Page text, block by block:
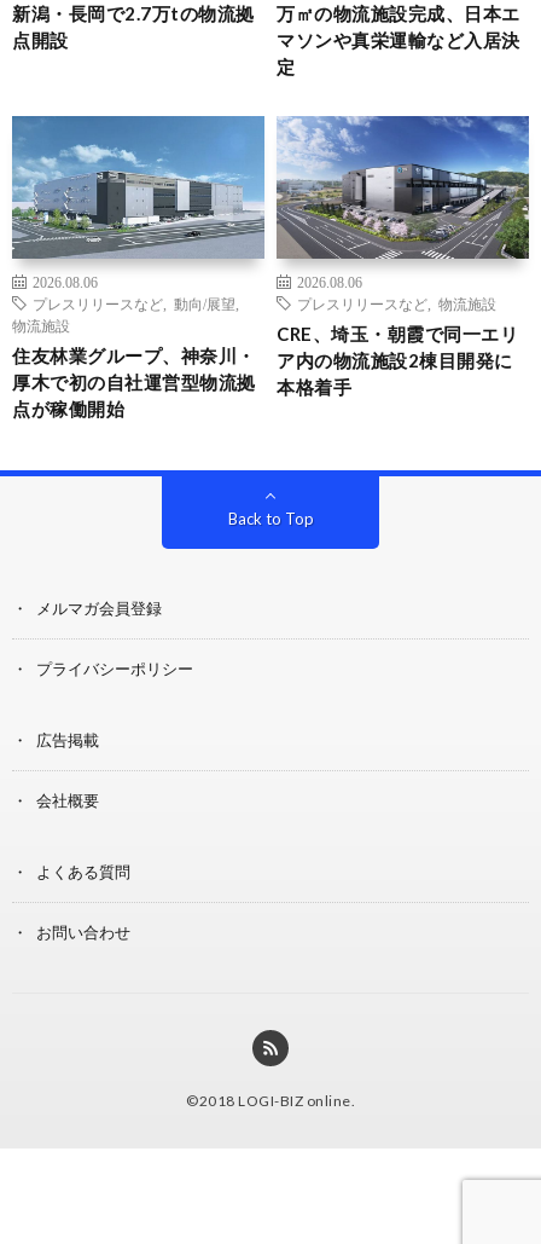
新潟・長岡で2.7万tの物流拠
点開設
万㎡の物流施設完成、日本エ
マソンや真栄運輸など入居決
定
2026.08.06
プレスリリースなど
動向/展望
物流施設
住友林業グループ、神奈川・
厚木で初の自社運営型物流拠
点が稼働開始
2026.08.06
プレスリリースなど
物流施設
CRE、埼玉・朝霞で同一エリ
ア内の物流施設2棟目開発に
本格着手
Back to Top
メルマガ会員登録
プライバシーポリシー
広告掲載
会社概要
よくある質問
お問い合わせ
©2018 LOGI-BIZ online